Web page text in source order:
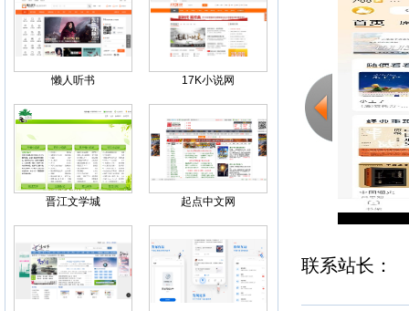
懒人听书 17K小说网
晋江文学城 起点中文网
2026-03-24
更新日期
联系站长